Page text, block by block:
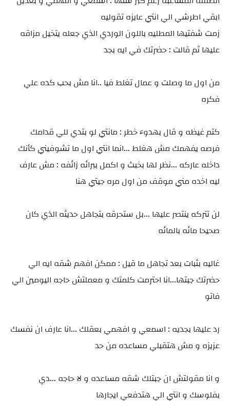
ابقي اطرشي الي انتي عايزه تقوليه
زمت شفتيها المطليه باللون الوردي الذي جعله يتخيل مزاقه
عليها ثم قالت : حضرتك في ايه بجد
من اول ما وصلت و عمال تغلط فيا ..انا مش بحب كده علي
فكره
كتم غيظه و قال بهدوء خطر : مانتي لو بتدي للي قدامك
فرصه يفهمك مش هغلط ...انما انتي اول ما تشوفيني كأنك
داخله عاركه ...نظر لها بخبث و اكمل ببرائه زائفه : مش عارف
ليه اخده مني موقف من اول مره جيتي هنا
لن تتركه ينتصر عليها ...بل ستحرقه بتجاهل حديثه الذي كان
صحيحا مائه بالمائه
غاليه بثبات بعد تجاهل ما قيل : ممكن افهم شقه ايه الي
حضرتك جبتها...انا احترمت كلمتك و معملتش حاجه اليومين الي
فاتو
رد عليها بجديه : اسمعي و افهمي بعقلك ...انا عارف ان نفسك
عزيزه و مش هتقبلي مساعده من حد
و انا مقولتش ان جبتلك شقه مساعده و لا حاجه ...دي
بفلوسك و انتي الي هتدفعي ايجارها